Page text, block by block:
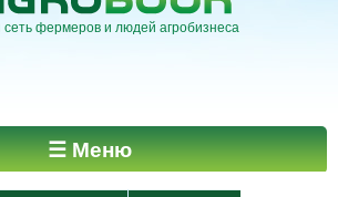
фермеров и людей агробизнеса
☰ Меню